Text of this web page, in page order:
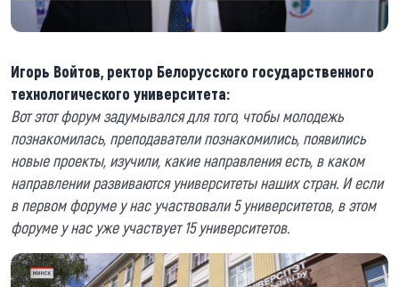
Игорь Войтов, ректор Белорусского государственного
технологического университета:
Вот этот форум задумывался для того, чтобы молодежь
познакомилась, преподаватели познакомились, появились
новые проекты, изучили, какие направления есть, в каком
направлении развиваются университеты наших стран. И если
в первом форуме у нас участвовали 5 университетов, в этом
форуме у нас уже участвует 15 университетов.